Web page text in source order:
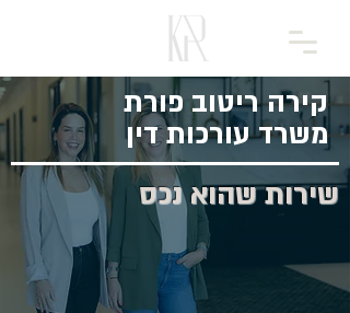
קירה ריטוב פורת
משרד עורכות דין
שירות שהוא נכס